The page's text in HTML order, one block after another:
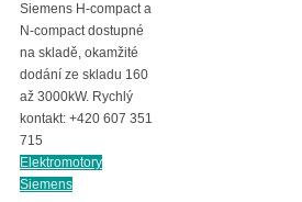
Siemens H-compact a
N-compact dostupné
na skladě, okamžité
dodání ze skladu 160
až 3000kW. Rychlý
kontakt: +420 607 351
715
Elektromotory
Siemens